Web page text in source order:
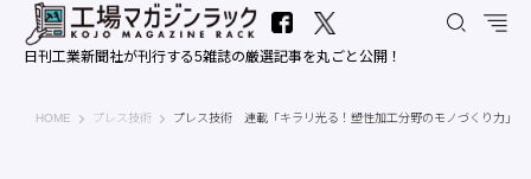
日刊工業新聞社が刊行する5雑誌の厳選記事を丸ごと公開！
HOME 工場マガジンラック｜日刊工業新聞社
プレス技術 プレス技術 連載「キラリ光る！塑性加工分野のモノづくり力」